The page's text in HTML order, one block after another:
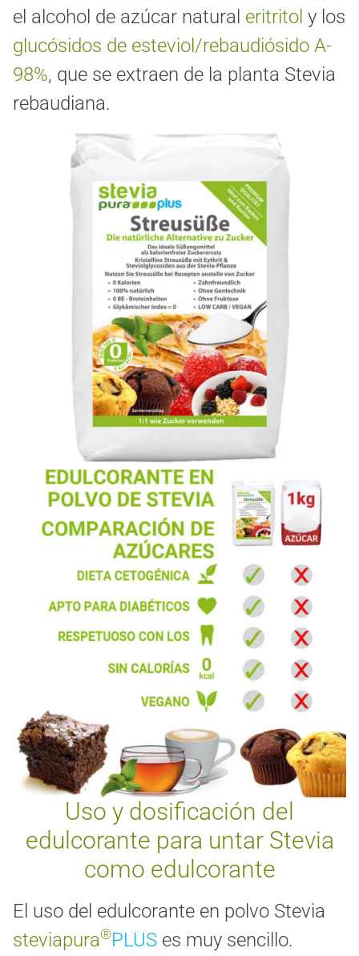
el alcohol de azúcar natural eritritol y los
glucósidos de esteviol/rebaudiósido A-
98%, que se extraen de la planta Stevia
rebaudiana.
Uso y dosificación del
edulcorante para untar Stevia
como edulcorante
El uso del edulcorante en polvo Stevia
steviapura®PLUS es muy sencillo.